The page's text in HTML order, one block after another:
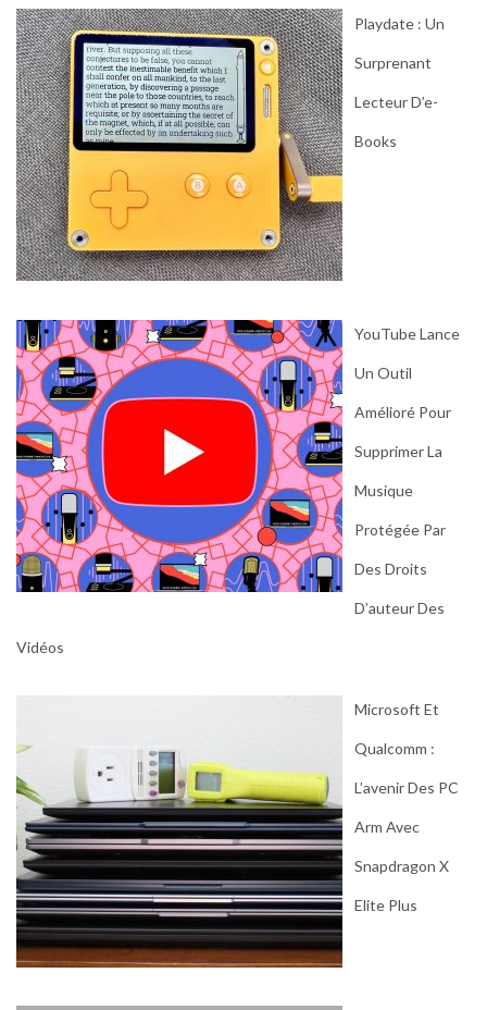
Playdate : Un
Surprenant
Lecteur D’e-
Books
YouTube Lance
Un Outil
Amélioré Pour
Supprimer La
Musique
Protégée Par
Des Droits
D’auteur Des
Vidéos
Microsoft Et
Qualcomm :
L’avenir Des PC
Arm Avec
Snapdragon X
Elite Plus